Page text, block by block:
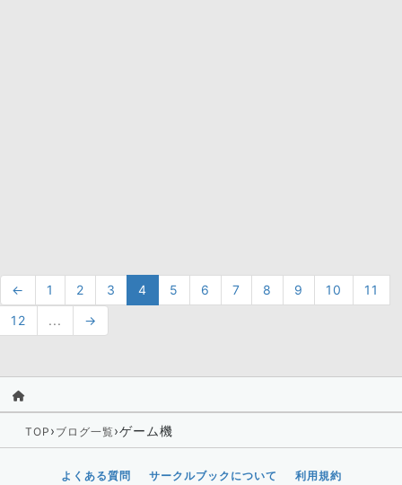
← 1 2 3 4 5 6 7 8 9 10
11
12
... →
TOP › ブログ一覧›ゲーム機
よくある質問 サークルブックについて 利用規約